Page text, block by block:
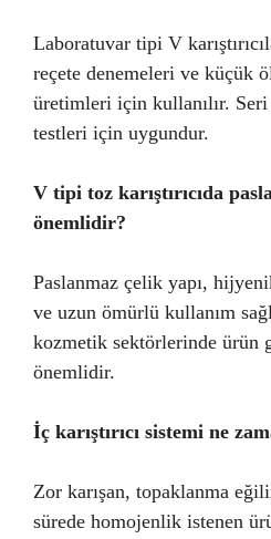
Laboratuvar tipi V
reçete denemeleri ve küçük
üretimleri için kullanılır.
testleri için uygundur.
V tipi toz karıştırıcıda
önemlidir?
Paslanmaz çelik yapı,
ve uzun ömürlü kullanım
kozmetik sektörlerinde ürün
önemlidir.
İç karıştırıcı sistemi ne
Zor karışan, topaklanma
sürede homojenlik istenen